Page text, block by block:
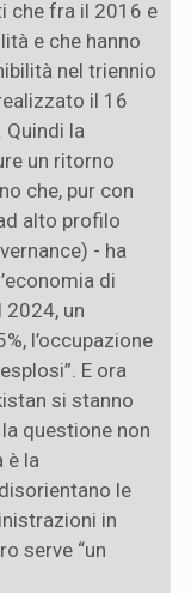
che fra il 2016 e
e che hanno
nel triennio
il 16
Quindi la
un ritorno
che, pur con
alto profilo
- ha
di
2024, un
l’occupazione
E ora
si stanno
questione non
è la
le
in
serve “un